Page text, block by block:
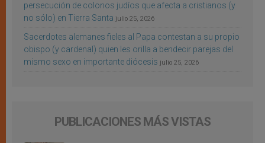
persecución de colonos judíos que afecta a cristianos (y
no sólo) en Tierra Santa julio 25, 2026
Sacerdotes alemanes fieles al Papa contestan a su propio
obispo (y cardenal) quien les orilla a bendecir parejas del
mismo sexo en importante diócesis julio 25, 2026
PUBLICACIONES MÁS VISTAS